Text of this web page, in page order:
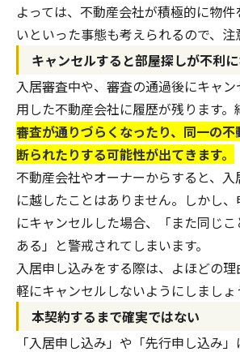
よっては、不動産会社が積極的に物
いといった事態も考えられるので、注
キャンセルすると部屋探しが不利
入居審査中や、審査の通過後にキャ
用した不動産会社に履歴が残ります。
審査が通りづらくなったり、同一の
断られたりする可能性が出てきます。
不動産会社やオーナーからすると、
に越したことはありません。しかし
にキャンセルした場合、「また同じ
ある」と警戒されてしまいます。
入居申し込みをする際は、よほどの
軽にキャンセルしないようにしましょ
本契約するまで確実ではない
「入居申し込み」や「先行申し込み